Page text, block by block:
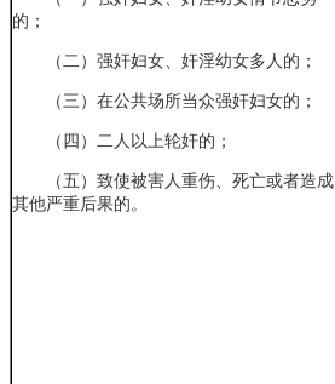
的；
（二）强奸妇女、奸淫幼女多人的；
（三）在公共场所当众强奸妇女的；
（四）二人以上轮奸的；
（五）致使被害人重伤、死亡或者造成
其他严重后果的。